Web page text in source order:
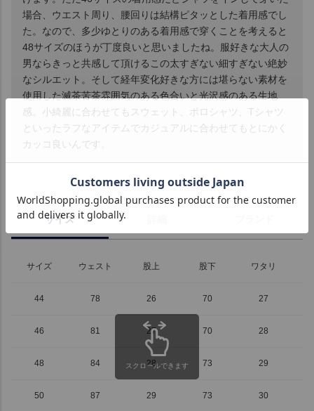
場合、ウエスト周り、腰回りは結構ピタッとした着用感でし
た。なので、多少ゆとりのある着用感で穿くことを考えると
48サイズのほうが丁度良いと思いましたね。服好きな大人の
男ならきっと共感して頂けるこの太すぎない細すぎない絶妙
なシルエット。そして経年変化好きな方には堪らない素材を
使用した滅茶苦茶雰囲気のある色合いと光沢感のある生地
感。小綺麗に合わせてもスウェット、ポロシャツ、Tシャツ
といったラフなアイテムでカジュアルに合わせてもとにかく
カッコ良いんです。
サイズ
サイズ ウェスト 股上 股下 ワタリ
44 78 26 70 27
46 81 27 70 28
48 84 28 73 29
50 87 29 73 30
スクロールできます